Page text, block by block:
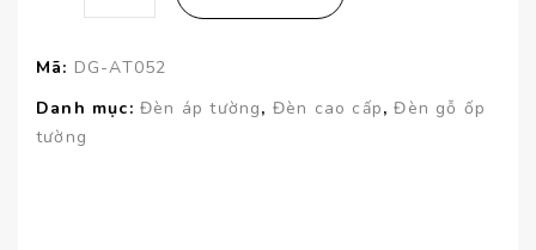
Mã: DG-AT052
Danh mục: Đèn áp tường, Đèn cao cấp,Đèn gỗ ốp
tường